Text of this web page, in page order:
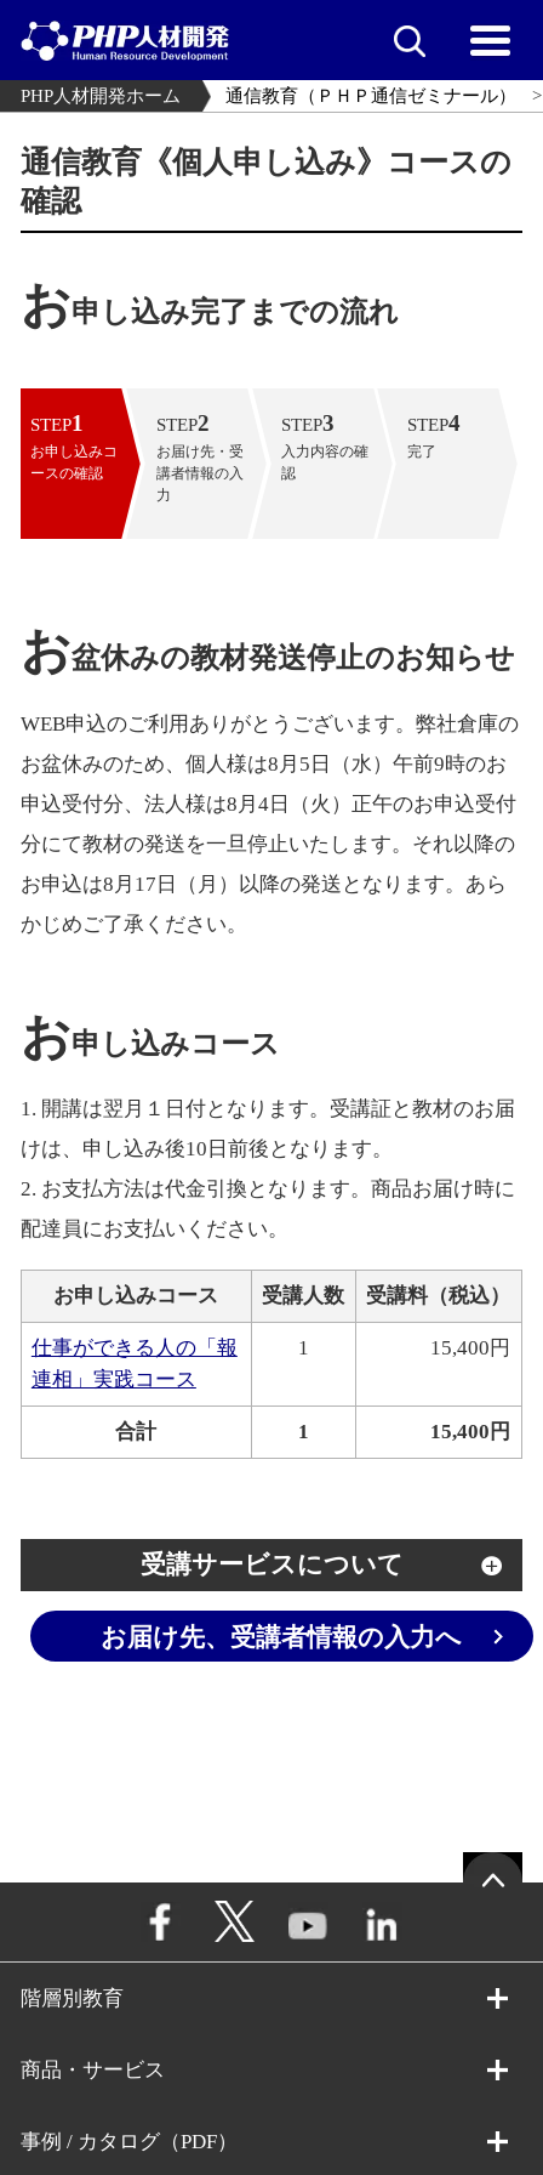
PHP人材開発ホーム 通信教育（ＰＨＰ通信ゼミナール）
通信教育《個人申し込み》コースの
確認
お申し込み完了までの流れ
STEP1
お申し込みコ
ースの確認
STEP2
お届け先・受
講者情報の入
力
STEP3
入力内容の確
認
STEP4
完了
お盆休みの教材発送停止のお知らせ
WEB申込のご利用ありがとうございます。弊社倉庫の
お盆休みのため、個人様は8月5日（水）午前9時のお
申込受付分、法人様は8月4日（火）正午のお申込受付
分にて教材の発送を一旦停止いたします。それ以降の
お申込は8月17日（月）以降の発送となります。あら
かじめご了承ください。
お申し込みコース
1. 開講は翌月１日付となります。受講証と教材のお届
けは、申し込み後10日前後となります。
2. お支払方法は代金引換となります。商品お届け時に
配達員にお支払いください。
お申し込みコース 受講人数 受講料（税込）
仕事ができる人の「報
連相」実践コース
1 15,400円
合計 1 15,400円
受講サービスについて
お届け先、受講者情報の入力へ
階層別教育
商品・サービス
事例 / カタログ（PDF）